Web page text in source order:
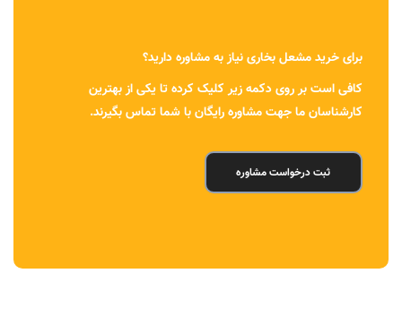
برای خرید مشعل بخاری نیاز به مشاوره دارید؟
کافی است بر روی دکمه زیر کلیک کرده تا یکی از بهترین
کارشناسان ما جهت مشاوره رایگان با شما تماس بگیرند.
ثبت درخواست مشاوره